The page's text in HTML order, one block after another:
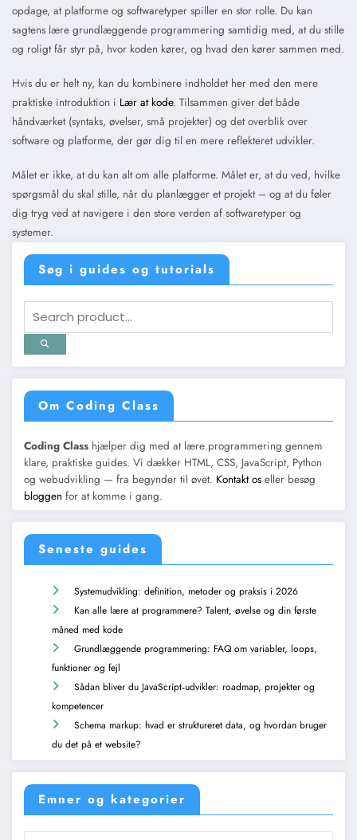
opdage, at platforme og softwaretyper spiller en stor rolle. Du kan
sagtens lære grundlæggende programmering samtidig med, at du stille
og roligt får styr på, hvor koden kører, og hvad den kører sammen med.
Hvis du er helt ny, kan du kombinere indholdet her med den mere
praktiske introduktion i Lær at kode. Tilsammen giver det både
håndværket (syntaks, øvelser, små projekter) og det overblik over
software og platforme, der gør dig til en mere reflekteret udvikler.
Målet er ikke, at du kan alt om alle platforme. Målet er, at du ved, hvilke
spørgsmål du skal stille, når du planlægger et projekt – og at du føler
dig tryg ved at navigere i den store verden af softwaretyper og
systemer.
Søg i guides og tutorials
Om Coding Class
Coding Class hjælper dig med at lære programmering gennem
klare, praktiske guides. Vi dækker HTML, CSS, JavaScript, Python
og webudvikling — fra begynder til øvet. Kontakt os eller besøg
bloggen for at komme i gang.
Seneste guides
Systemudvikling: definition, metoder og praksis i 2026
Kan alle lære at programmere? Talent, øvelse og din første
måned med kode
Grundlæggende programmering: FAQ om variabler, loops,
funktioner og fejl
Sådan bliver du JavaScript‑udvikler: roadmap, projekter og
kompetencer
Schema markup: hvad er struktureret data, og hvordan bruger
du det på et website?
Emner og kategorier